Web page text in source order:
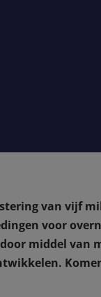
van vijf
voor
middel